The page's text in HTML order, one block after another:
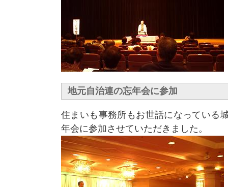
地元自治連の忘年会に参加
住まいも事務所もお世話になっている
年会に参加させていただきました。